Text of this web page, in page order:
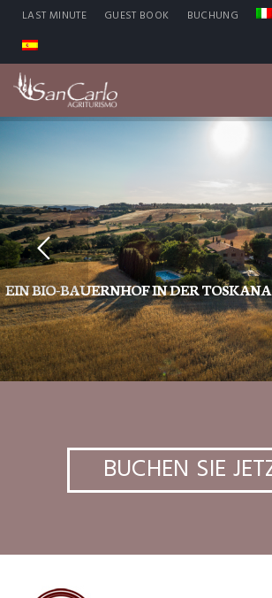
LAST MINUTE GUEST BOOK BUCHUNG
EIN BIO-BAUERNHOF IN DER TOSKANA
BUCHEN SIE